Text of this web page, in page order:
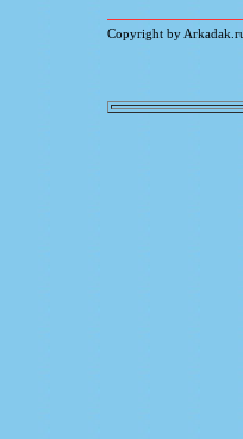
Copyright by